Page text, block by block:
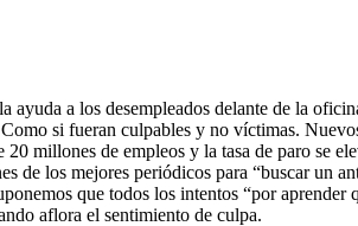
a los desempleados delante de la
si fueran culpables y no víctimas.
millones de empleos y la tasa de paro se
de los mejores periódicos para “buscar un
que todos los intentos “por
aflora el sentimiento de culpa.